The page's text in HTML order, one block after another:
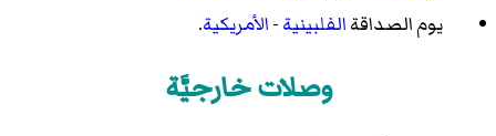
يوم الصداقةالفلبينية-الأمريكية.
وصلات خارجيَّة